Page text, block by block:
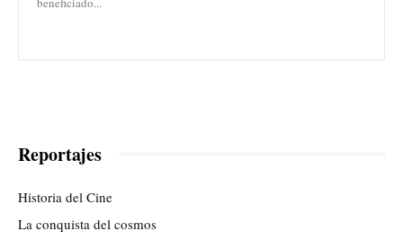
Reportajes
Historia del Cine
La conquista del cosmos